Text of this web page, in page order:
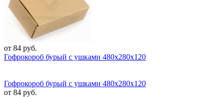
от 84 руб.
Гофрокороб бурый с ушками 480х280х120
Гофрокороб бурый с ушками 480х280х120
от 84 руб.